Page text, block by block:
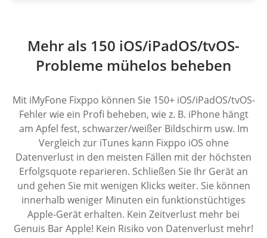
Mehr als 150 iOS/iPadOS/tvOS-
Probleme mühelos beheben
Mit iMyFone Fixppo können Sie 150+ iOS/iPadOS/tvOS-
Fehler wie ein Profi beheben, wie z. B. iPhone hängt
am Apfel fest, schwarzer/weißer Bildschirm usw. Im
Vergleich zur iTunes kann Fixppo iOS ohne
Datenverlust in den meisten Fällen mit der höchsten
Erfolgsquote reparieren. Schließen Sie Ihr Gerät an
und gehen Sie mit wenigen Klicks weiter. Sie können
innerhalb weniger Minuten ein funktionstüchtiges
Apple-Gerät erhalten. Kein Zeitverlust mehr bei
Genuis Bar Apple! Kein Risiko von Datenverlust mehr!